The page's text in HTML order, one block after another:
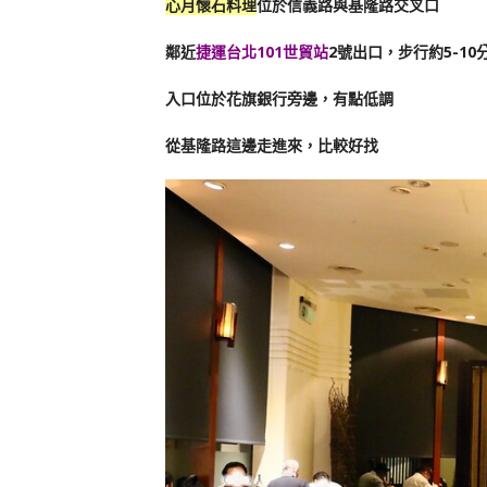
心月懷石料理位於信義路與基隆路交叉口
鄰近捷運台北101世貿站2號出口，步行約5-10
入口位於花旗銀行旁邊，有點低調
從基隆路這邊走進來，比較好找